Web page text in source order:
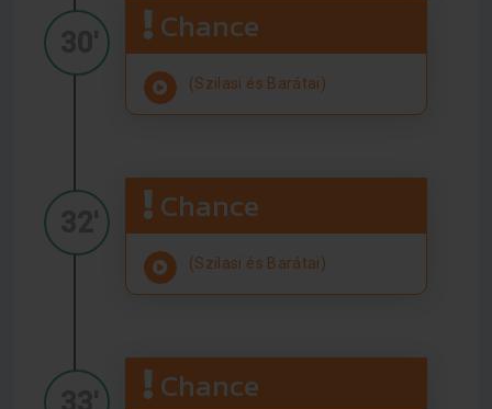
Chance
(Szilasi és Barátai)
Chance
(Szilasi és Barátai)
Chance